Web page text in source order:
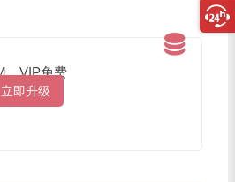
，VIP免费
立即升级